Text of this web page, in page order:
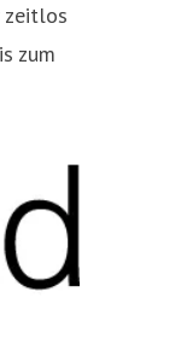
620
zeitlos
zum